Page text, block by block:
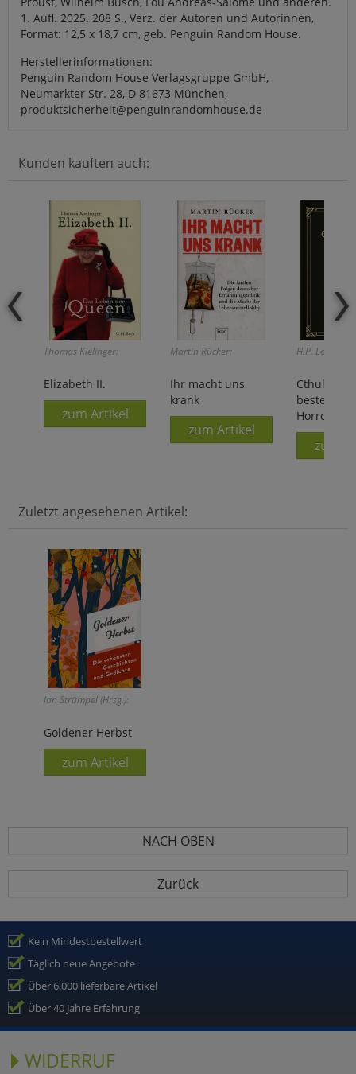
1. Aufl. 2025. 208 S., Verz. der Autoren und Autorinnen,
Format: 12,5 x 18,7 cm, geb. Penguin Random House.
Herstellerinformationen:
Penguin Random House Verlagsgruppe GmbH,
Neumarkter Str. 28, D 81673 München,
produktsicherheit@penguinrandomhouse.de
Kunden kauften auch:
Thomas Kielinger:
Elizabeth II.
zum Artikel
Martin Rücker:
Ihr macht uns
krank
zum Artikel
H.P.
Cthulhus
besten
zum
Zuletzt angesehenen Artikel:
Jan Strümpel (Hrsg.):
Goldener Herbst
zum Artikel
NACH OBEN
Zurück
Kein Mindestbestellwert
Täglich neue Angebote
Über 6.000 lieferbare Artikel
Über 40 Jahre Erfahrung
WIDERRUF